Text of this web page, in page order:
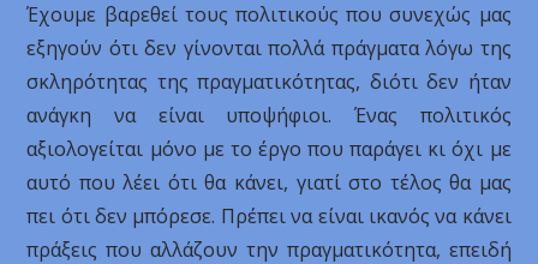
Έχουμε βαρεθεί τους πολιτικούς που συνεχώς μας
εξηγούν ότι δεν γίνονται πολλά πράγματα λόγω της
σκληρότητας της πραγματικότητας, διότι δεν ήταν
ανάγκη να είναι υποψήφιοι. Ένας πολιτικός
αξιολογείται μόνο με το έργο που παράγει κι όχι με
αυτό που λέει ότι θα κάνει, γιατί στο τέλος θα μας
πει ότι δεν μπόρεσε. Πρέπει να είναι ικανός να κάνει
πράξεις που αλλάζουν την πραγματικότητα, επειδή